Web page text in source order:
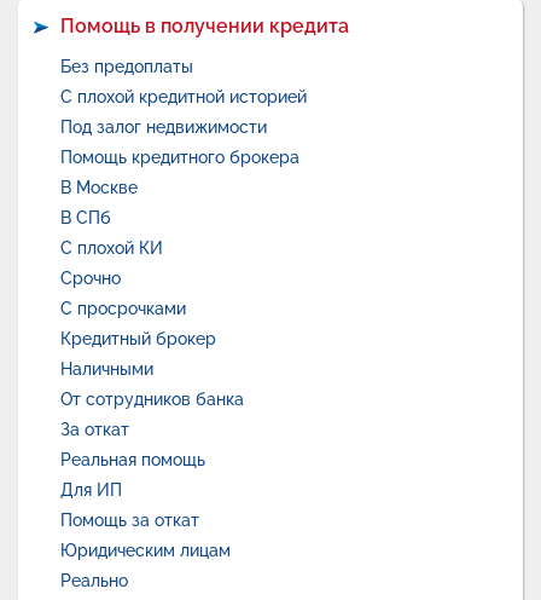
Помощь в получении кредита
Без предоплаты
С плохой кредитной историей
Под залог недвижимости
Помощь кредитного брокера
В Москве
В СПб
С плохой КИ
Срочно
С просрочками
Кредитный брокер
Наличными
От сотрудников банка
За откат
Реальная помощь
Для ИП
Помощь за откат
Юридическим лицам
Реально